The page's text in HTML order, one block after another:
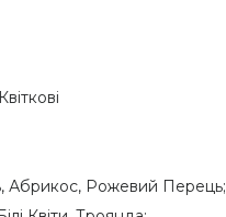
Абрикос, Рожевий Перець;